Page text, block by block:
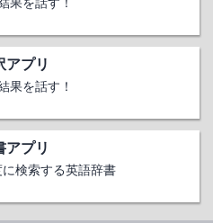
プリ
果を話す！
プリ
検索する英語辞書